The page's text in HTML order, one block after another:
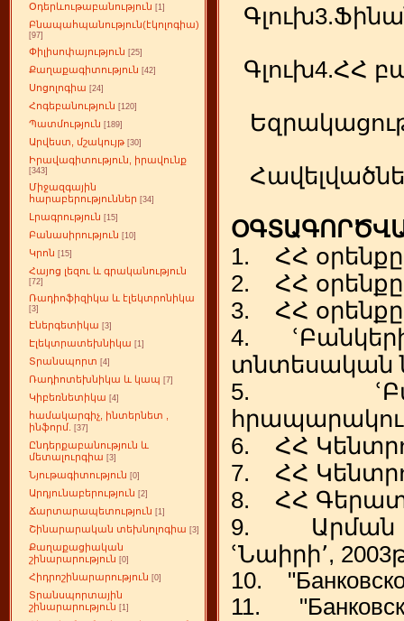
Օդերևութաբանություն [1]
Բնապահպանություն(էկոլոգիա)
[97]
Փիլիսոփայություն [25]
Քաղաքագիտություն [42]
Սոցոլոգիա [24]
Հոգեբանություն [120]
Պատմություն [189]
Արվեստ, մշակույթ [30]
Իրավագիտություն, իրավունք
[343]
Միջազգային
հարաբերություններ [34]
Լրագրություն [15]
Բանասիրություն [10]
Կրոն [15]
Հայոց լեզու և գրականություն
[72]
Ռադիոֆիզիկա և էլեկտրոնիկա
[3]
Էներգետիկա [3]
Էլեկտրատեխնիկա [1]
Տրանսպորտ [4]
Ռադիոտեխնիկա և կապ [7]
Կիբեռնետիկա [4]
համակարգիչ, ինտերնետ ,
ինֆորմ.
[37]
Ընդերքաբանություն և
մետալուրգիա [3]
Նյութագիտություն [0]
Արդյունաբերություն [2]
Ճարտարապետություն [1]
Շինարարական տեխնոլոգիա [3]
Քաղաքացիական
շինարարություն [0]
Հիդրոշինարարություն [0]
Տրանսպորտային
շինարարություն [1]
Գլուխ4.ՀՀ
1. ՀՀ օրենքը
2. ՀՀ օրենքը
3. ՀՀ օրենքը
4. ՙԲանկերի
տնտեսական
5.
6. ՀՀ
7. ՀՀ
8. ՀՀ
9. Արման
ՙՆաիրի՚,
10.
11.